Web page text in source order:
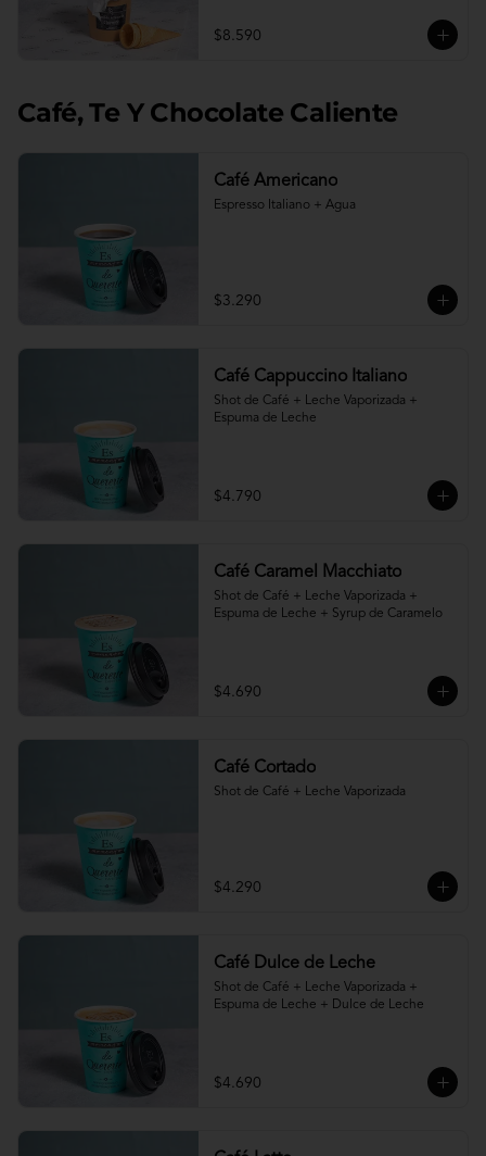
Incluye 2 conos.
$8.590
Café, Te Y Chocolate Caliente
Café Americano
Espresso Italiano + Agua
$3.290
Café Cappuccino Italiano
Shot de Café + Leche Vaporizada +
Espuma de Leche
$4.790
Café Caramel Macchiato
Shot de Café + Leche Vaporizada +
Espuma de Leche + Syrup de Caramelo
$4.690
Café Cortado
Shot de Café + Leche Vaporizada
$4.290
Café Dulce de Leche
Shot de Café + Leche Vaporizada +
Espuma de Leche + Dulce de Leche
$4.690